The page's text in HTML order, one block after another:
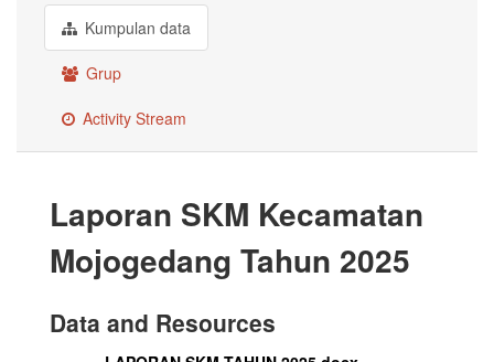
Kumpulan data
Grup
Activity Stream
Laporan SKM Kecamatan
Mojogedang Tahun 2025
Data and Resources